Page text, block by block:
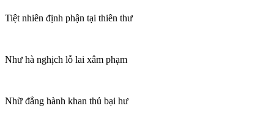
Tiệt nhiên định phận tại thiên thư
Như hà nghịch lỗ lai xâm phạm
Nhữ đẳng hành khan thủ bại hư